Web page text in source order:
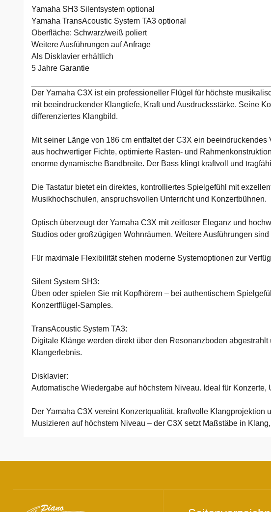
Yamaha SH3 Silentsystem optional
Yamaha TransAcoustic System TA3 optional
Oberfläche: Schwarz/weiß poliert
Weitere Ausführungen auf Anfrage
Als Disklavier erhältlich
5 Jahre Garantie
Der Yamaha C3X ist ein professioneller Flügel für höchste
mit beeindruckender Klangtiefe, Kraft und Ausdrucksstärke. Seine
differenziertes Klangbild.
Mit seiner Länge von 186 cm entfaltet der C3X ein
aus hochwertiger Fichte, optimierte Rasten- und
enorme dynamische Bandbreite. Der Bass klingt kraftvoll und
Die Tastatur bietet ein direktes, kontrolliertes Spielgefühl mit
Musikhochschulen, anspruchsvollen Unterricht und Konzertbühnen.
Optisch überzeugt der Yamaha C3X mit zeitloser Eleganz und
Studios oder großzügigen Wohnräumen. Weitere Ausführungen
Für maximale Flexibilität stehen moderne Systemoptionen zur
Silent System SH3:
Üben oder spielen Sie mit Kopfhörern – bei authentischem
Konzertflügel-Samples.
TransAcoustic System TA3:
Digitale Klänge werden direkt über den Resonanzboden
Klangerlebnis.
Disklavier:
Automatische Wiedergabe auf höchstem Niveau. Ideal für
Der Yamaha C3X vereint Konzertqualität, kraftvolle
Musizieren auf höchstem Niveau – der C3X setzt Maßstäbe in